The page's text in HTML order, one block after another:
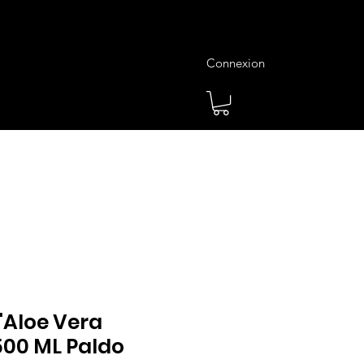
Connexion
Vera
ML Paldo